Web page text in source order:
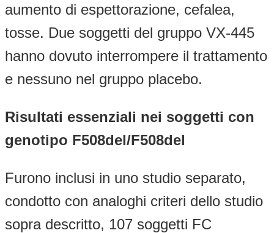
aumento di espettorazione, cefalea,
tosse. Due soggetti del gruppo VX-445
hanno dovuto interrompere il trattamento
e nessuno nel gruppo placebo.
Risultati essenziali nei soggetti con
genotipo F508del/F508del
Furono inclusi in uno studio separato,
condotto con analoghi criteri dello studio
sopra descritto, 107 soggetti FC